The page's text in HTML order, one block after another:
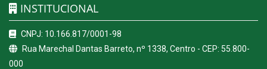
INSTITUCIONAL
CNPJ: 10.166.817/0001-98
Rua Marechal Dantas Barreto, nº 1338, Centro - CEP: 55.800-
000